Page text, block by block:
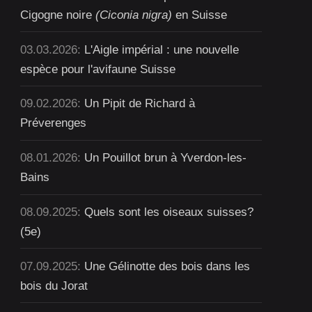
Cigogne noire(Ciconia nigra) en Suisse
03.03.2026: L'Aigle impérial : une nouvelle
espèce pour l'avifaune Suisse
09.02.2026: Un Pipit de Richard à
Préverenges
08.01.2026: Un Pouillot brun à Yverdon-les-
Bains
08.09.2025:Quels sont les oiseaux suisses?
(5e)
07.09.2025: Une Gélinotte des bois dans les
bois du Jorat